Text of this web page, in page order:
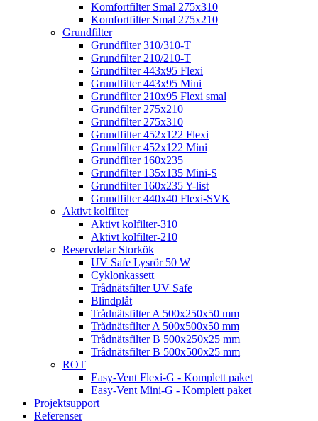
Komfortfilter Smal 275x310
Komfortfilter Smal 275x210
Grundfilter
Grundfilter 310/310-T
Grundfilter 210/210-T
Grundfilter 443x95 Flexi
Grundfilter 443x95 Mini
Grundfilter 210x95 Flexi smal
Grundfilter 275x210
Grundfilter 275x310
Grundfilter 452x122 Flexi
Grundfilter 452x122 Mini
Grundfilter 160x235
Grundfilter 135x135 Mini-S
Grundfilter 160x235 Y-list
Grundfilter 440x40 Flexi-SVK
Aktivt kolfilter
Aktivt kolfilter-310
Aktivt kolfilter-210
Reservdelar Storkök
UV Safe Lysrör 50 W
Cyklonkassett
Trådnätsfilter UV Safe
Blindplåt
Trådnätsfilter A 500x250x50 mm
Trådnätsfilter A 500x500x50 mm
Trådnätsfilter B 500x250x25 mm
Trådnätsfilter B 500x500x25 mm
ROT
Easy-Vent Flexi-G - Komplett paket
Easy-Vent Mini-G - Komplett paket
Projektsupport
Referenser